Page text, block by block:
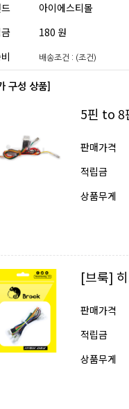
아이에스티몰
180 원
배송조건 : (조건)
구성 상품]
5핀 to 8
판매가격
적립금
상품무게
[브룩]
판매가격
적립금
상품무게